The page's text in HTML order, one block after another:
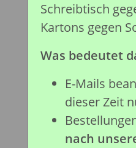
Schreibtisch
Kartons gegen
Was bedeutet
E-Mails
dieser Zeit
nach